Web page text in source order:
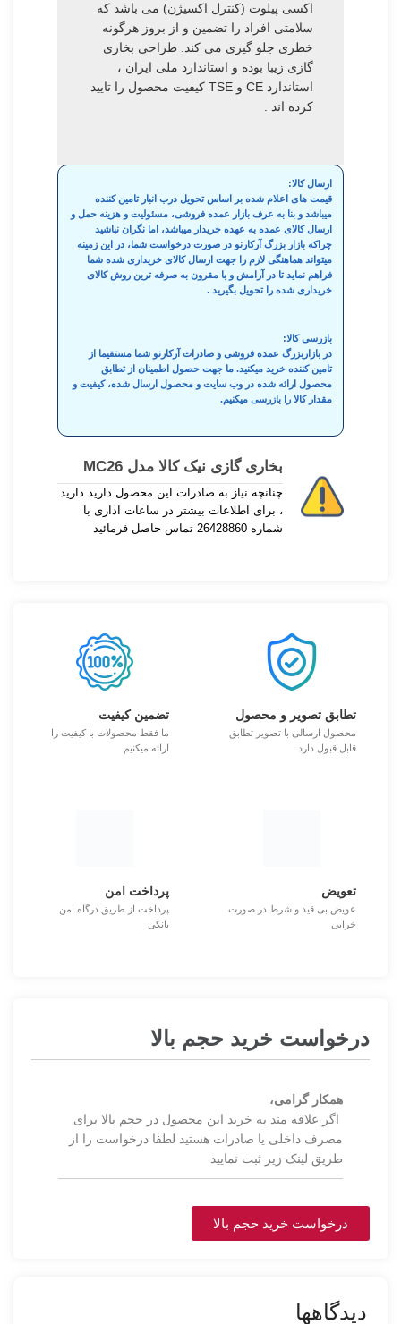
اکسی پیلوت (کنترل اکسیژن) می باشد که
سلامتی افراد را تضمین و از بروز هرگونه
خطری جلو گیری می کند. طراحی بخاری
گازی زیبا بوده و استاندارد ملی ایران ،
استاندارد CE و TSE کیفیت محصول را تایید
کرده اند .
ارسال کالا:
قیمت های اعلام شده بر اساس تحویل درب انبار تامین کننده
میباشد و بنا به عرف بازار عمده فروشی، مسئولیت و هزینه حمل و
ارسال کالای عمده به عهده خریدار میباشد، اما نگران نباشید
چراکه بازار بزرگ آرکارنو در صورت درخواست شما، در این زمینه
میتواند هماهنگی لازم را جهت ارسال کالای خریداری شده شما
فراهم نماید تا در آرامش و با مقرون به صرفه ترین روش کالای
خریداری شده را تحویل بگیرید .
بازرسی کالا:
در بازاربزرگ عمده فروشی و صادرات آرکارنو شما مستقیما از
تامین کننده خرید میکنید. ما جهت حصول اطمینان از تطابق
محصول ارائه شده در وب سایت و محصول ارسال شده، کیفیت و
مقدار کالا را بازرسی میکنیم.
بخاری گازی نیک کالا مدل MC26
چنانچه نیاز به صادرات این محصول دارید دارید
، برای اطلاعات بیشتر در ساعات اداری با
شماره 26428860 تماس حاصل فرمائید
تطابق تصویر و محصول
محصول ارسالی با تصویر تطابق
قابل قبول دارد
تضمین کیفیت
ما فقط محصولات با کیفیت را
ارائه میکنیم
تعویض
عویض بی قید و شرط در صورت
خرابی
پرداخت امن
پرداخت از طریق درگاه امن
بانکی
درخواست خرید حجم بالا
همکار گرامی،
اگر علاقه مند به خرید این محصول در حجم بالا برای
مصرف داخلی یا صادرات هستید لطفا درخواست را از
طریق لینک زیر ثبت نمایید
درخواست خرید حجم بالا
دیدگاهها